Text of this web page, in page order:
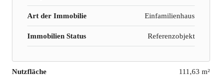
Art der Immobilie Einfamilienhaus
Immobilien Status Referenzobjekt
Nutzfläche 111,63 m²